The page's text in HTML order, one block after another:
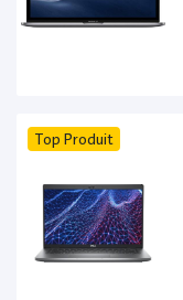
Top Produit